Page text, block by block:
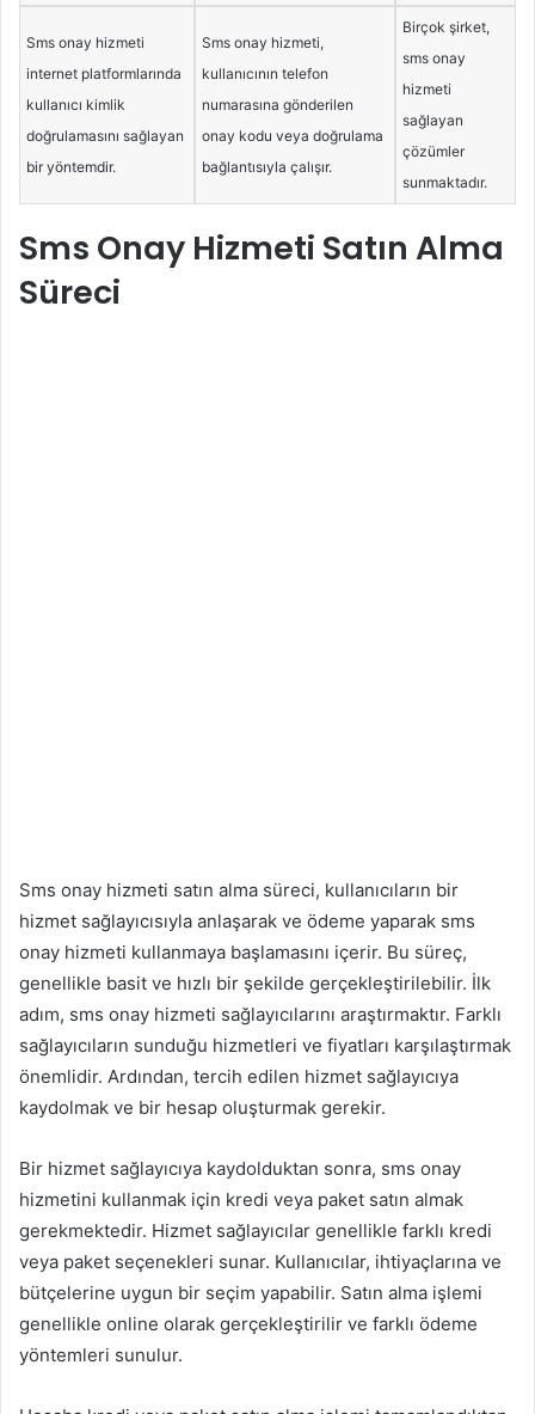
Sms onay hizmeti
internet platformlarında
kullanıcı kimlik
doğrulamasını sağlayan
bir yöntemdir.
Sms onay hizmeti,
kullanıcının telefon
numarasına gönderilen
onay kodu veya doğrulama
bağlantısıyla çalışır.
Birçok şirket,
sms onay
hizmeti
sağlayan
çözümler
sunmaktadır.
Sms Onay Hizmeti Satın Alma
Süreci
Sms onay hizmeti satın alma süreci, kullanıcıların bir
hizmet sağlayıcısıyla anlaşarak ve ödeme yaparak sms
onay hizmeti kullanmaya başlamasını içerir. Bu süreç,
genellikle basit ve hızlı bir şekilde gerçekleştirilebilir. İlk
adım, sms onay hizmeti sağlayıcılarını araştırmaktır. Farklı
sağlayıcıların sunduğu hizmetleri ve fiyatları karşılaştırmak
önemlidir. Ardından, tercih edilen hizmet sağlayıcıya
kaydolmak ve bir hesap oluşturmak gerekir.
Bir hizmet sağlayıcıya kaydolduktan sonra, sms onay
hizmetini kullanmak için kredi veya paket satın almak
gerekmektedir. Hizmet sağlayıcılar genellikle farklı kredi
veya paket seçenekleri sunar. Kullanıcılar, ihtiyaçlarına ve
bütçelerine uygun bir seçim yapabilir. Satın alma işlemi
genellikle online olarak gerçekleştirilir ve farklı ödeme
yöntemleri sunulur.